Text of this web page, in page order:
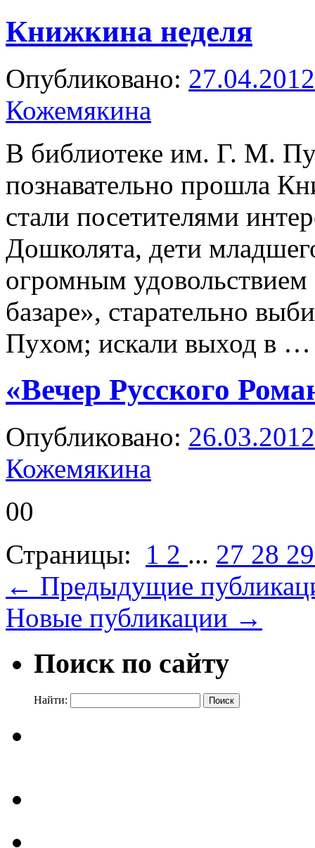
Книжкина неделя
Опубликовано: 27.04.2012
Кожемякина
В библиотеке им. Г. М.
познавательно прошла
стали посетителями
Дошколята, дети
огромным
базаре», старательно
Пухом; искали выход в
«Вечер Русского
Опубликовано: 26.03.2012
Кожемякина
00
Страницы:
1 2 ... 27 28
← Предыдущие
Новые публикации →
Поиск по сайту
Найти: